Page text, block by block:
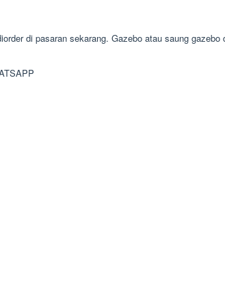
di pasaran sekarang. Gazebo atau saung